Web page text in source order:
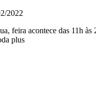
2022
feira acontece das 11h às
plus